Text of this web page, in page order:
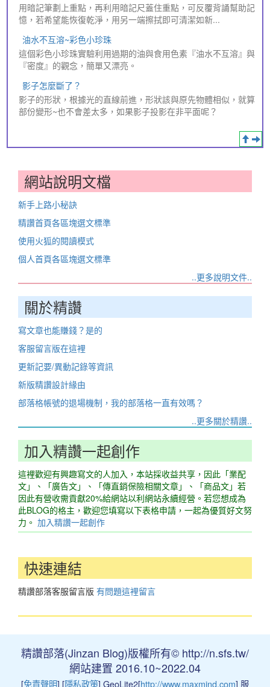
用暗記筆劃上重點，再利用暗記尺蓋住重點，可反覆背誦幫助記
憶，若希望能恢復乾淨，用另一端擦拭即可清潔如新...
油水不互溶~彩色小珍珠
這個彩色小珍珠實驗利用過期的油與食用色素『油水不互溶』與
『密度』的觀念，簡單又漂亮。
影子怎麼斷了？
影子的形狀，根據光的直線前進，形狀該與原先物體相似，就算
部份變形~也不會差太多，如果影子投影在非平面呢？
網站說明文檔
新手上路小秘訣
精讚首頁各區塊選文標準
使用火狐的閱讀模式
個人首頁各區塊選文標準
..更多說明文件..
關於精讚
寫文章也能賺錢？是的
客服留言版在這裡
更新記要/異動記錄等資訊
新版精讚設計緣由
部落格帳號的退場機制，我的部落格一直有效嗎？
..更多關於精讚..
加入精讚一起創作
這裡歡迎有興趣寫文的人加入，本站採收益共享，因此「業配
文」、「廣告文」、「傳直銷保險相關文章」、「商品文」若
因此有營收需貢獻20%給網站以利網站永續經營。若您想成為
此BLOG的格主，歡迎您填寫以下表格申請，一起為優質好文努
力。 加入精讚一起創作
快速連結
精讚部落客服留言版 有問題這裡留言
精讚部落(Jinzan Blog)版權所有© http://n.sfs.tw/
網站建置 2016.10~2022.04
[免責聲明] [隱私政策] GeoLite2[http://www.maxmind.com] 服